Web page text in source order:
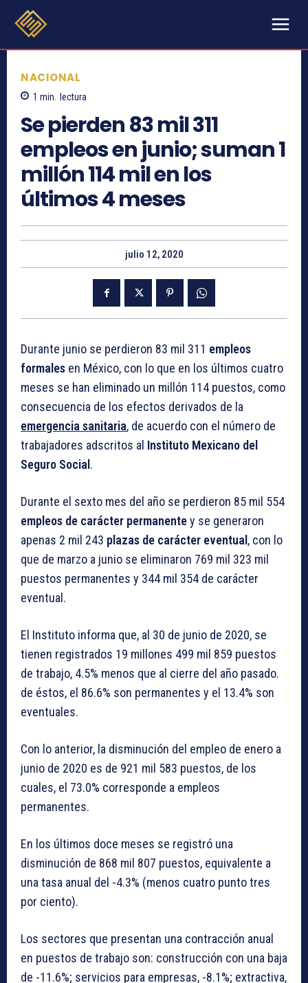
NACIONAL
1 min. lectura
Se pierden 83 mil 311
empleos en junio; suman 1
millón 114 mil en los
últimos 4 meses
julio 12, 2020
Durante junio se perdieron 83 mil 311 empleos
formales en México, con lo que en los últimos cuatro
meses se han eliminado un millón 114 puestos, como
consecuencia de los efectos derivados de la
emergencia sanitaria, de acuerdo con el número de
trabajadores adscritos al Instituto Mexicano del
Seguro Social .
Durante el sexto mes del año se perdieron 85 mil 554
empleos de carácter permanentey se generaron
apenas 2 mil 243 plazas de carácter eventual , con lo
que de marzo a junio se eliminaron 769 mil 323 mil
puestos permanentes y 344 mil 354 de carácter
eventual.
El Instituto informa que, al 30 de junio de 2020, se
tienen registrados 19 millones 499 mil 859 puestos
de trabajo, 4.5% menos que al cierre del año pasado.
de éstos, el 86.6% son permanentes y el 13.4% son
eventuales.
Con lo anterior, la disminución del empleo de enero a
junio de 2020 es de 921 mil 583 puestos, de los
cuales, el 73.0% corresponde a empleos
permanentes.
En los últimos doce meses se registró una
disminución de 868 mil 807 puestos, equivalente a
una tasa anual del -4.3% (menos cuatro punto tres
por ciento).
Los sectores que presentan una contracción anual
en puestos de trabajo son: construcción con una baja
de -11.6%; servicios para empresas, -8.1%; extractiva,